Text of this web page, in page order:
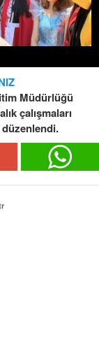
Müdürlüğü
çalışmaları